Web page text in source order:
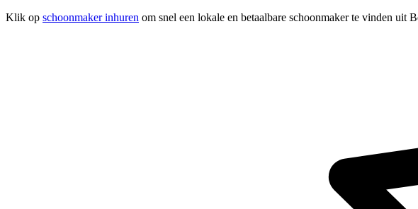
Klik op schoonmaker inhuren om snel een lokale en betaalbare schoonmaker te vinden uit